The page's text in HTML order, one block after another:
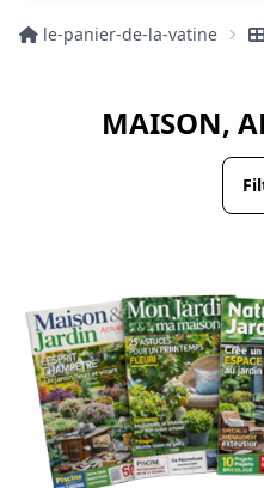
le-panier-de-la-vatine
MAISON,